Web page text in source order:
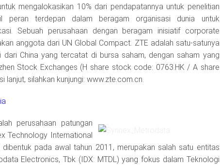
mengalokasikan 10% dari pendapatannya untuk penelitian
peran terdepan dalam beragam organisasi dunia untuk
Sebuah perusahaan dengan beragam inisiatif corporate
anggota dari UN Global Compact. ZTE adalah satu-satunya
dari China yang tercatat di bursa saham, dengan saham yang
Stock Exchanges (H share stock code: 0763.HK / A share
silahkan kunjungi: www.zte.com.cn.
perusahaan patungan
Technology International
pada awal tahun 2011, merupakan salah satu entitas
Electronics, Tbk (IDX: MTDL) yang fokus dalam Teknologi